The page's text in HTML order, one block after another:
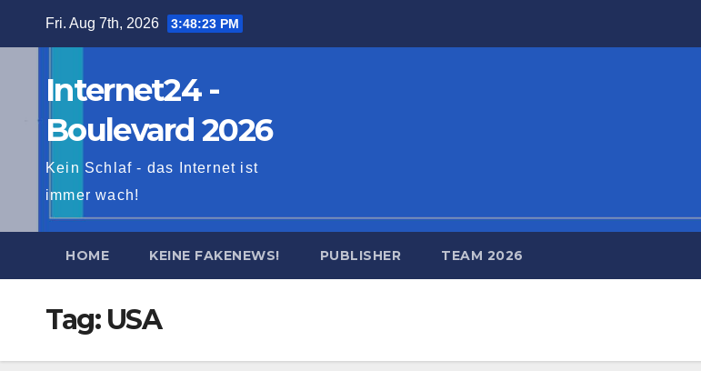
Fri. Aug 7th, 2026 3:48:25 PM
Internet24 -
Boulevard 2026
Kein Schlaf - das Internet ist
immer wach!
HOME KEINE FAKENEWS! PUBLISHER TEAM 2026
Tag: USA